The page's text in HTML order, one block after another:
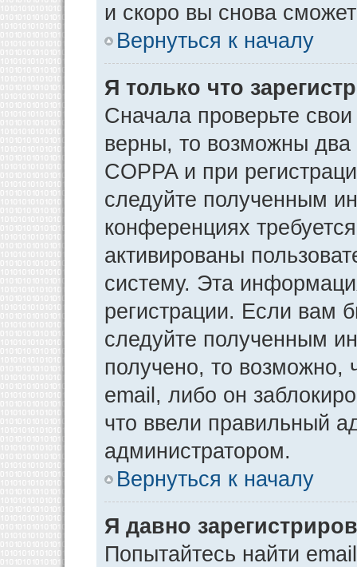
и скоро вы снова
Вернуться к началу
Я только что
Сначала проверьте
верны, то возможны
COPPA и при
следуйте полученным
конференциях
активированы
систему. Эта
регистрации. Если вам
следуйте полученным
получено, то возможно,
email, либо он
что ввели правильный
администратором.
Вернуться к началу
Я давно
Попытайтесь найти